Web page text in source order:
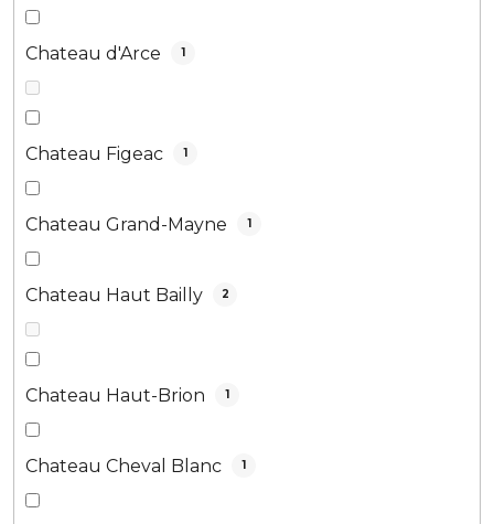
Chateau d'Arce 1
Chateau Figeac 1
Chateau Grand-Mayne 1
Chateau Haut Bailly 2
Chateau Haut-Brion 1
Chateau Cheval Blanc 1